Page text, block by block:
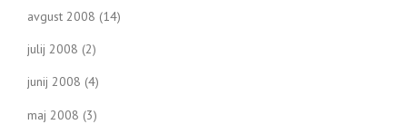
avgust 2008 (14)
julij 2008 (2)
junij 2008 (4)
maj 2008 (3)